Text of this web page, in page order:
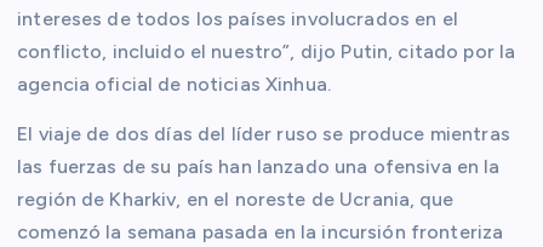
intereses de todos los países involucrados en el
conflicto, incluido el nuestro”, dijo Putin, citado por la
agencia oficial de noticias Xinhua.
El viaje de dos días del líder ruso se produce mientras
las fuerzas de su país han lanzado una ofensiva en la
región de Kharkiv, en el noreste de Ucrania, que
comenzó la semana pasada en la incursión fronteriza